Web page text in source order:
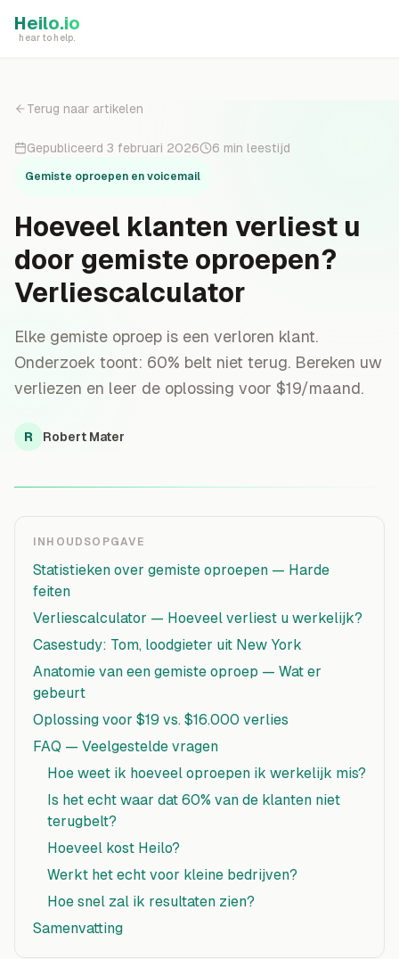
Heilo.io
hear to help.
Terug naar artikelen
Gepubliceerd 3 februari 2026 6 min leestijd
Gemiste oproepen en voicemail
Hoeveel klanten verliest u
door gemiste oproepen?
Verliescalculator
Elke gemiste oproep is een verloren klant.
Onderzoek toont: 60% belt niet terug. Bereken uw
verliezen en leer de oplossing voor $19/maand.
R Robert Mater
INHOUDSOPGAVE
Statistieken over gemiste oproepen — Harde
feiten
Verliescalculator — Hoeveel verliest u werkelijk?
Casestudy: Tom, loodgieter uit New York
Anatomie van een gemiste oproep — Wat er
gebeurt
Oplossing voor $19 vs. $16.000 verlies
FAQ — Veelgestelde vragen
Hoe weet ik hoeveel oproepen ik werkelijk mis?
Is het echt waar dat 60% van de klanten niet
terugbelt?
Hoeveel kost Heilo?
Werkt het echt voor kleine bedrijven?
Hoe snel zal ik resultaten zien?
Samenvatting